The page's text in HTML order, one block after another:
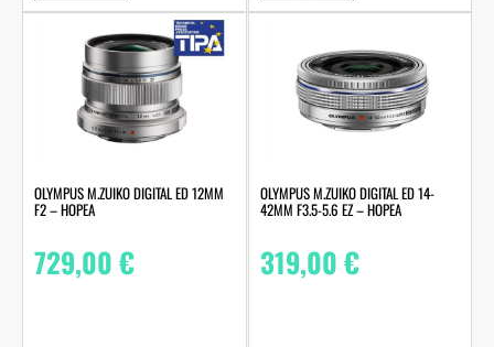
OLYMPUS M.ZUIKO DIGITAL ED 12MM
F2 – HOPEA
729,00€
OLYMPUS M.ZUIKO DIGITAL ED 14-
42MM F3.5-5.6 EZ – HOPEA
319,00€